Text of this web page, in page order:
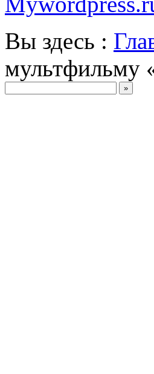
Вы здесь :
мультфильму